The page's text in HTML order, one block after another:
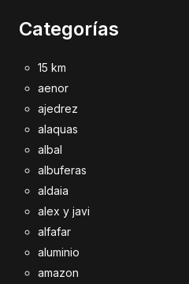
Categorías
15 km
aenor
ajedrez
alaquas
albal
albuferas
aldaia
alex y javi
alfafar
aluminio
amazon